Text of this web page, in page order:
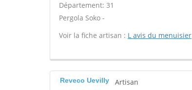
Département: 31
Pergola Soko -
Voir la fiche artisan : L avis du menuisier
Reveco Uevilly Artisan